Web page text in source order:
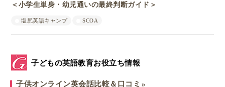
＜小学生単身・幼児通いの最終判断ガイド＞
塩尻英語キャンプ SCOA
子どもの英語教育お役立ち情報
子供オンライン英会話比較＆口コミ